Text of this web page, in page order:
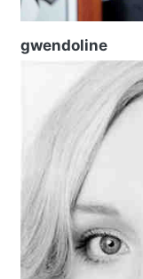
gwendoline